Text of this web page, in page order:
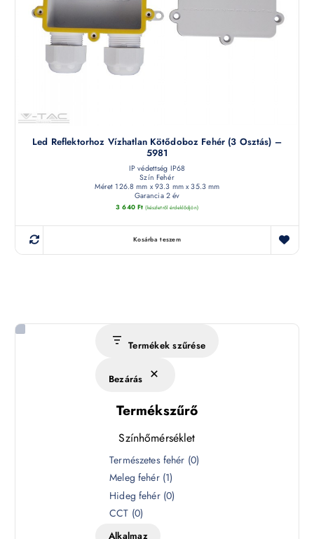
Led Reflektorhoz Vízhatlan Kötődoboz Fehér (3 Osztás) –
5981
IP védettség IP68
Szín Fehér
Méret 126.8 mm x 93.3 mm x 35.3 mm
Garancia 2 év
3 640 Ft (készletről érdeklődjön)
Kosárba teszem
Termékek szűrése
Bezárás
Termékszűrő
Színhőmérséklet
Természetes fehér (0)
Meleg fehér (1)
Hideg fehér (0)
CCT (0)
Alkalmaz